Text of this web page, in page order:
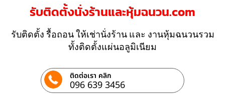
รับติดตั้งนั่งร้านและหุ้มฉนวน.com
รับติดตั้ง รื้อถอน ให้เช่านั่งร้าน และ งานหุ้มฉนวนรวม
ทั้งติดตั้งแผ่นอลูมิเนียม
ติดต่อเรา คลิก
096 639 3456